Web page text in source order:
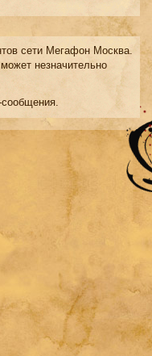
сети Мегафон Москва.
незначительно
сообщения.